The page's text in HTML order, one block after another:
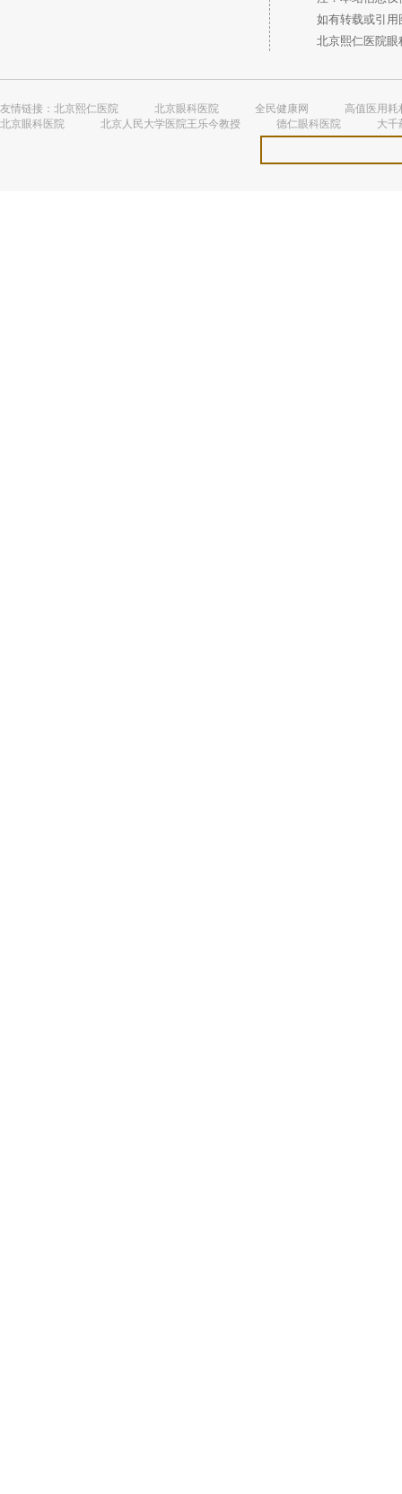
如有转载或引用
北京熙仁医院眼
友情链接： 北京熙仁医院 北京眼科医院 全民健康网
高值医用耗
北京眼科医院
北京人民大学医院王乐今教授 德仁眼科医院 大千